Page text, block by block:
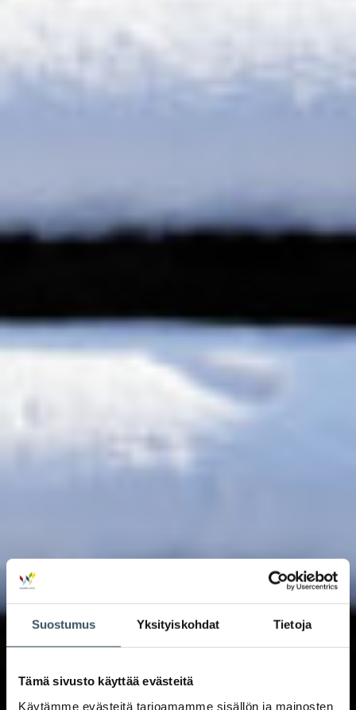
Suostumus Yksityiskohdat Tietoja
Tämä sivusto käyttää evästeitä
Käytämme evästeitä tarjoamamme sisällön ja mainosten